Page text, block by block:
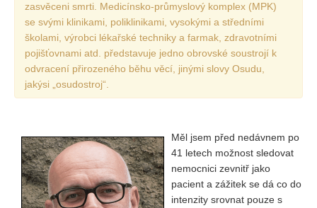
Vydání 3-4/ 2021
Vydání 2/ 2021
Vydání 1/ 2021
Vydání 1-2/ 2020
Vydání 1-2/ 2019
Vydání 4/2018
Vydání 2-3/2018
zasvěceni smrti. Medicínsko-průmyslový komplex (MPK)
se svými klinikami, poliklinikami, vysokými a středními
školami, výrobci lékařské techniky a farmak, zdravotními
pojišťovnami atd. představuje jedno obrovské soustrojí k
odvracení přirozeného běhu věcí, jinými slovy Osudu,
jakýsi „osudostroj“.
Měl jsem před nedávnem po
41 letech možnost sledovat
nemocnici zevnitř jako
pacient a zážitek se dá co do
intenzity srovnat pouze s